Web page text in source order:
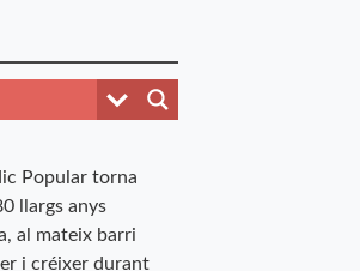
Popular torna
llargs anys
al mateix barri
i créixer durant